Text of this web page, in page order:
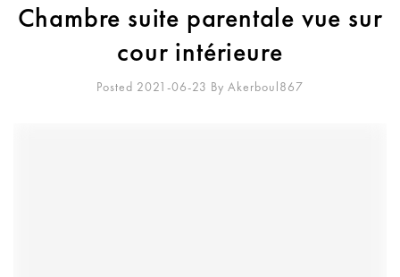
Chambre suite parentale vue sur
cour intérieure
Posted 2021-06-23 By Akerboul867